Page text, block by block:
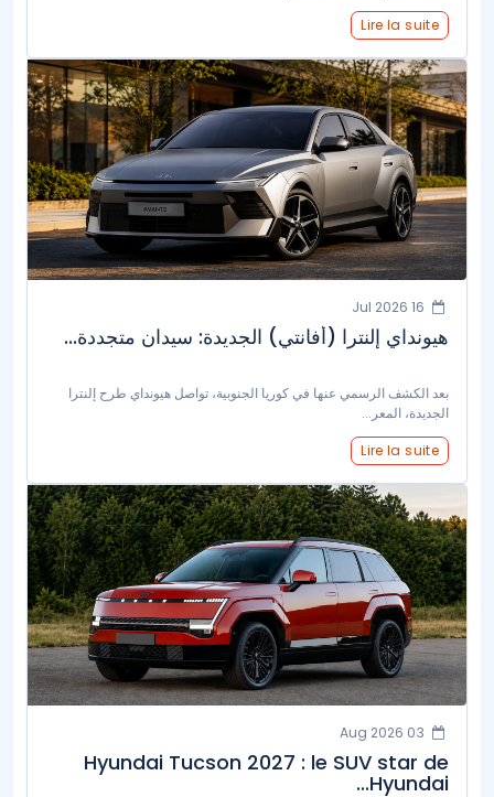
Lire la suite
هيونداي إلنترا (أفانتي) الجديدة: سيدان متجددة...
بعد الكشف الرسمي عنها في كوريا الجنوبية، تواصل هيونداي طرح إلنترا
الجديدة، المعر...
Lire la suite
Hyundai Tucson 2027 : le SUV star de
Hyundai...